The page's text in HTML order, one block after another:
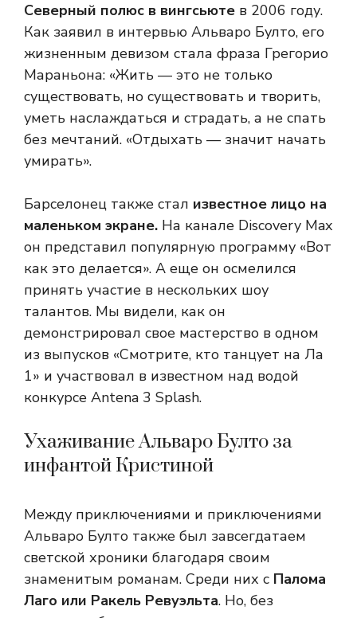
Северный полюс в вингсьюте в 2006 году.
Как заявил в интервью Альваро Булто, его
жизненным девизом стала фраза Грегорио
Мараньона: «Жить — это не только
существовать, но существовать и творить,
уметь наслаждаться и страдать, а не спать
без мечтаний. «Отдыхать — значит начать
умирать».
Барселонец также стал известное лицо на
маленьком экране. На канале Discovery Max
он представил популярную программу «Вот
как это делается». А еще он осмелился
принять участие в нескольких шоу
талантов. Мы видели, как он
демонстрировал свое мастерство в одном
из выпусков «Смотрите, кто танцует на Ла
1» и участвовал в известном над водой
конкурсе Antena 3 Splash.
Ухаживание Альваро Булто за
инфантой Кристиной
Между приключениями и приключениями
Альваро Булто также был завсегдатаем
светской хроники благодаря своим
знаменитым романам. Среди них с Палома
Лаго или Ракель Ревуэльта. Но, без